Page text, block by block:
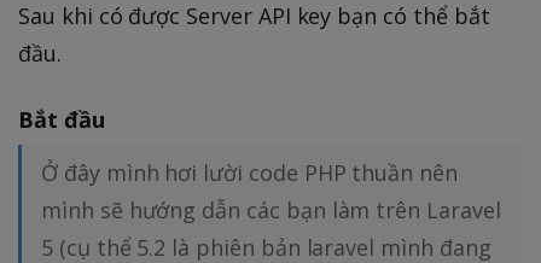
Sau khi có được Server API key bạn có thể bắt
đầu.
Bắt đầu
Ở đây mình hơi lười code PHP thuần nên
mình sẽ hướng dẫn các bạn làm trên Laravel
5 (cụ thể 5.2 là phiên bản laravel mình đang